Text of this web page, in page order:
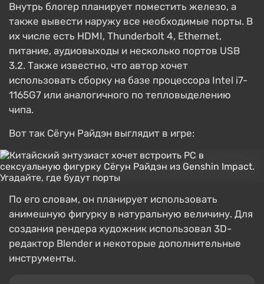
Внутрь блогер планирует поместить железо, а
также вывести наружу все необходимые порты. В
их числе есть HDMI, Thunderbolt 4, Ethernet,
питание, аудиовыходы и несколько портов USB
3.2. Также известно, что автор хочет
использовать сборку на базе процессора Intel i7-
1165G7 или аналогичного по тепловыделению
чипа.
Вот так Сёгун Райдэн выглядит в игре:
По его словам, он планирует использовать
анимешную фигурку в натуральную величину. Для
создания рендера художник использовал 3D-
редактор Blender и некоторые дополнительные
инструменты.